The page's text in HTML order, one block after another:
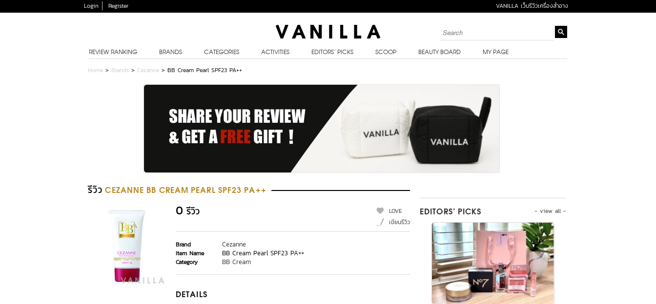
Login Register VANILLA เว็บรีวิวเครื่องสำอาง
REVIEW RANKING BRANDS CATEGORIES ACTIVITIES EDITORS’ PICKS SCOOP BEAUTY BOARD MY PAGE
Home > Brands > Cezanne > BB Cream Pearl SPF23 PA++
รีวิว CEZANNE BB CREAM PEARL SPF23 PA++
0 รีวิว
LOVE
เขียนรีวิว
Brand Cezanne
Item Name BB Cream Pearl SPF23 PA++
Category BB Cream
DETAILS
- view all -
EDITORS’ PICKS